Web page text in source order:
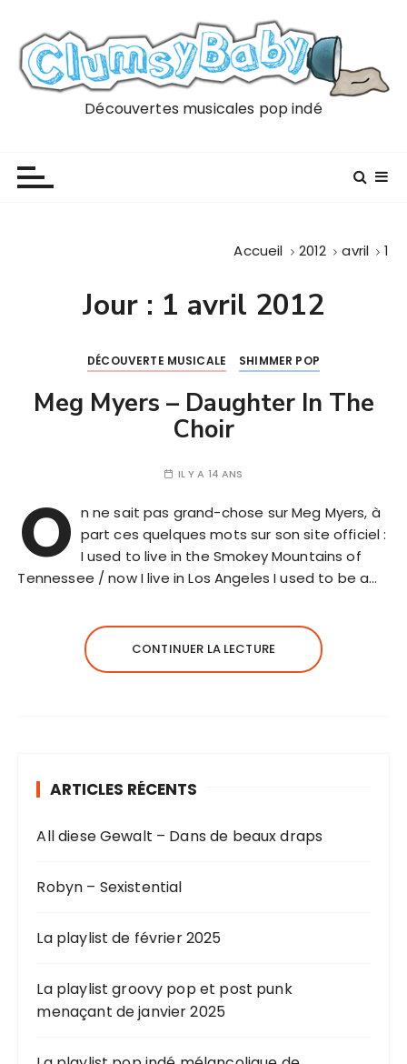
Découvertes musicales pop indé
Accueil 2012 avril 1
Jour : 1 avril 2012
DÉCOUVERTE MUSICALE SHIMMER POP
Meg Myers – Daughter In The
Choir
IL Y A 14 ANS
O n ne sait pas grand-chose sur Meg Myers, à
part ces quelques mots sur son site officiel :
I used to live in the Smokey Mountains of
Tennessee / now I live in Los Angeles I used to be a…
CONTINUER LA LECTURE
ARTICLES RÉCENTS
All diese Gewalt – Dans de beaux draps
Robyn – Sexistential
La playlist de février 2025
La playlist groovy pop et post punk
menaçant de janvier 2025